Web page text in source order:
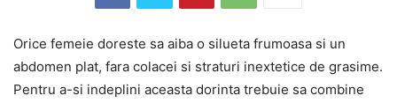
Orice femeie doreste sa aiba o silueta frumoasa si un
abdomen plat, fara colacei si straturi inextetice de grasime.
Pentru a-si indeplini aceasta dorinta trebuie sa combine